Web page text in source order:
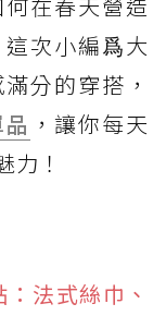
這次小編爲大
分的穿搭，
，讓你每天
力！
法式絲巾、